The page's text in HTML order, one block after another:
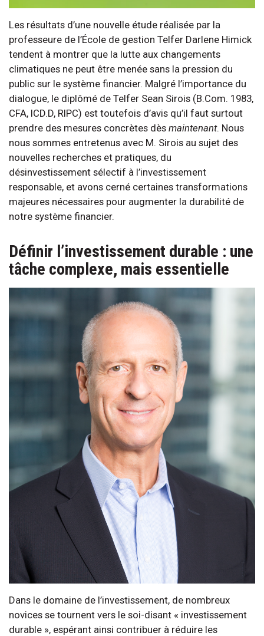
Les résultats d’une nouvelle étude réalisée par la
professeure de l’École de gestion Telfer Darlene Himick
tendent à montrer que la lutte aux changements
climatiques ne peut être menée sans la pression du
public sur le système financier. Malgré l’importance du
dialogue, le diplômé de Telfer Sean Sirois (B.Com. 1983,
CFA, ICD.D, RIPC) est toutefois d’avis qu’il faut surtout
prendre des mesures concrètes dès maintenant. Nous
nous sommes entretenus avec M. Sirois au sujet des
nouvelles recherches et pratiques, du
désinvestissement sélectif à l’investissement
responsable, et avons cerné certaines transformations
majeures nécessaires pour augmenter la durabilité de
notre système financier.
Définir l’investissement durable : une
tâche complexe, mais essentielle
Dans le domaine de l’investissement, de nombreux
novices se tournent vers le soi-disant « investissement
durable », espérant ainsi contribuer à réduire les